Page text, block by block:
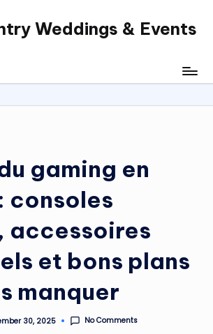
Weddings & Events
gaming en
consoles
accessoires
et bons plans
manquer
30, 2025 No Comments